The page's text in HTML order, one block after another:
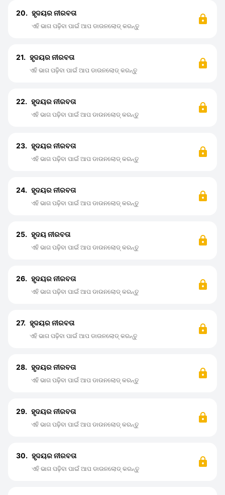
20. ହୃଦୟର ନୀରବତା
ଏହି ଭାଗ ପଢ଼ିବା ପାଇଁ ଆପ ଡାଉନଲୋଡ୍ କରନ୍ତୁ
21. ହୃଦୟର ନୀରବତା
ଏହି ଭାଗ ପଢ଼ିବା ପାଇଁ ଆପ ଡାଉନଲୋଡ୍ କରନ୍ତୁ
22. ହୃଦୟର ନୀରବତା
ଏହି ଭାଗ ପଢ଼ିବା ପାଇଁ ଆପ ଡାଉନଲୋଡ୍ କରନ୍ତୁ
23. ହୃଦୟର ନୀରବତା
ଏହି ଭାଗ ପଢ଼ିବା ପାଇଁ ଆପ ଡାଉନଲୋଡ୍ କରନ୍ତୁ
24. ହୃଦୟର ନୀରବତା
ଏହି ଭାଗ ପଢ଼ିବା ପାଇଁ ଆପ ଡାଉନଲୋଡ୍ କରନ୍ତୁ
25. ହୃଦୟ ନୀରବତା
ଏହି ଭାଗ ପଢ଼ିବା ପାଇଁ ଆପ ଡାଉନଲୋଡ୍ କରନ୍ତୁ
26. ହୃଦୟର ନୀରବତା
ଏହି ଭାଗ ପଢ଼ିବା ପାଇଁ ଆପ ଡାଉନଲୋଡ୍ କରନ୍ତୁ
27. ହୃଦୟର ନୀରବତା
ଏହି ଭାଗ ପଢ଼ିବା ପାଇଁ ଆପ ଡାଉନଲୋଡ୍ କରନ୍ତୁ
28. ହୃଦୟର ନୀରବତା
ଏହି ଭାଗ ପଢ଼ିବା ପାଇଁ ଆପ ଡାଉନଲୋଡ୍ କରନ୍ତୁ
29. ହୃଦୟର ନୀରବତା
ଏହି ଭାଗ ପଢ଼ିବା ପାଇଁ ଆପ ଡାଉନଲୋଡ୍ କରନ୍ତୁ
30. ହୃଦୟର ନୀରବତା
ଏହି ଭାଗ ପଢ଼ିବା ପାଇଁ ଆପ ଡାଉନଲୋଡ୍ କରନ୍ତୁ